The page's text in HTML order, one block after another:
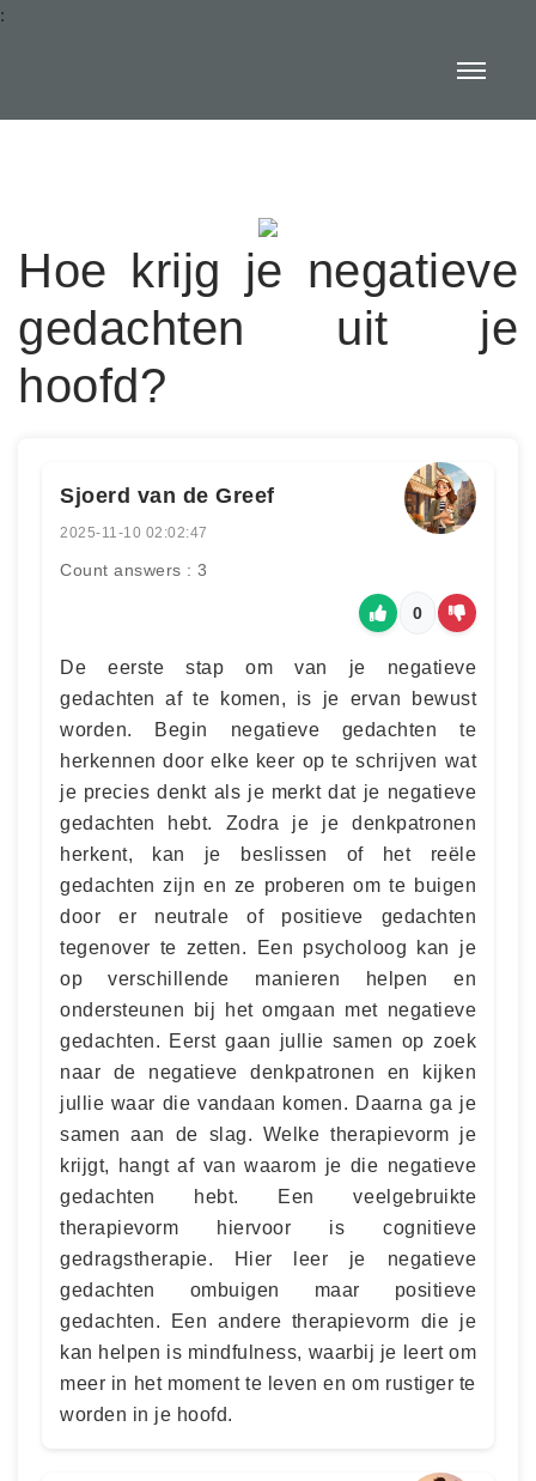
:
Hoe krijg je negatieve
gedachten uit je
hoofd?
Sjoerd van de Greef
2025-11-10 02:02:47
Count answers : 3
0
De eerste stap om van je negatieve
gedachten af te komen, is je ervan bewust
worden. Begin negatieve gedachten te
herkennen door elke keer op te schrijven wat
je precies denkt als je merkt dat je negatieve
gedachten hebt. Zodra je je denkpatronen
herkent, kan je beslissen of het reële
gedachten zijn en ze proberen om te buigen
door er neutrale of positieve gedachten
tegenover te zetten. Een psycholoog kan je
op verschillende manieren helpen en
ondersteunen bij het omgaan met negatieve
gedachten. Eerst gaan jullie samen op zoek
naar de negatieve denkpatronen en kijken
jullie waar die vandaan komen. Daarna ga je
samen aan de slag. Welke therapievorm je
krijgt, hangt af van waarom je die negatieve
gedachten hebt. Een veelgebruikte
therapievorm hiervoor is cognitieve
gedragstherapie. Hier leer je negatieve
gedachten ombuigen maar positieve
gedachten. Een andere therapievorm die je
kan helpen is mindfulness, waarbij je leert om
meer in het moment te leven en om rustiger te
worden in je hoofd.